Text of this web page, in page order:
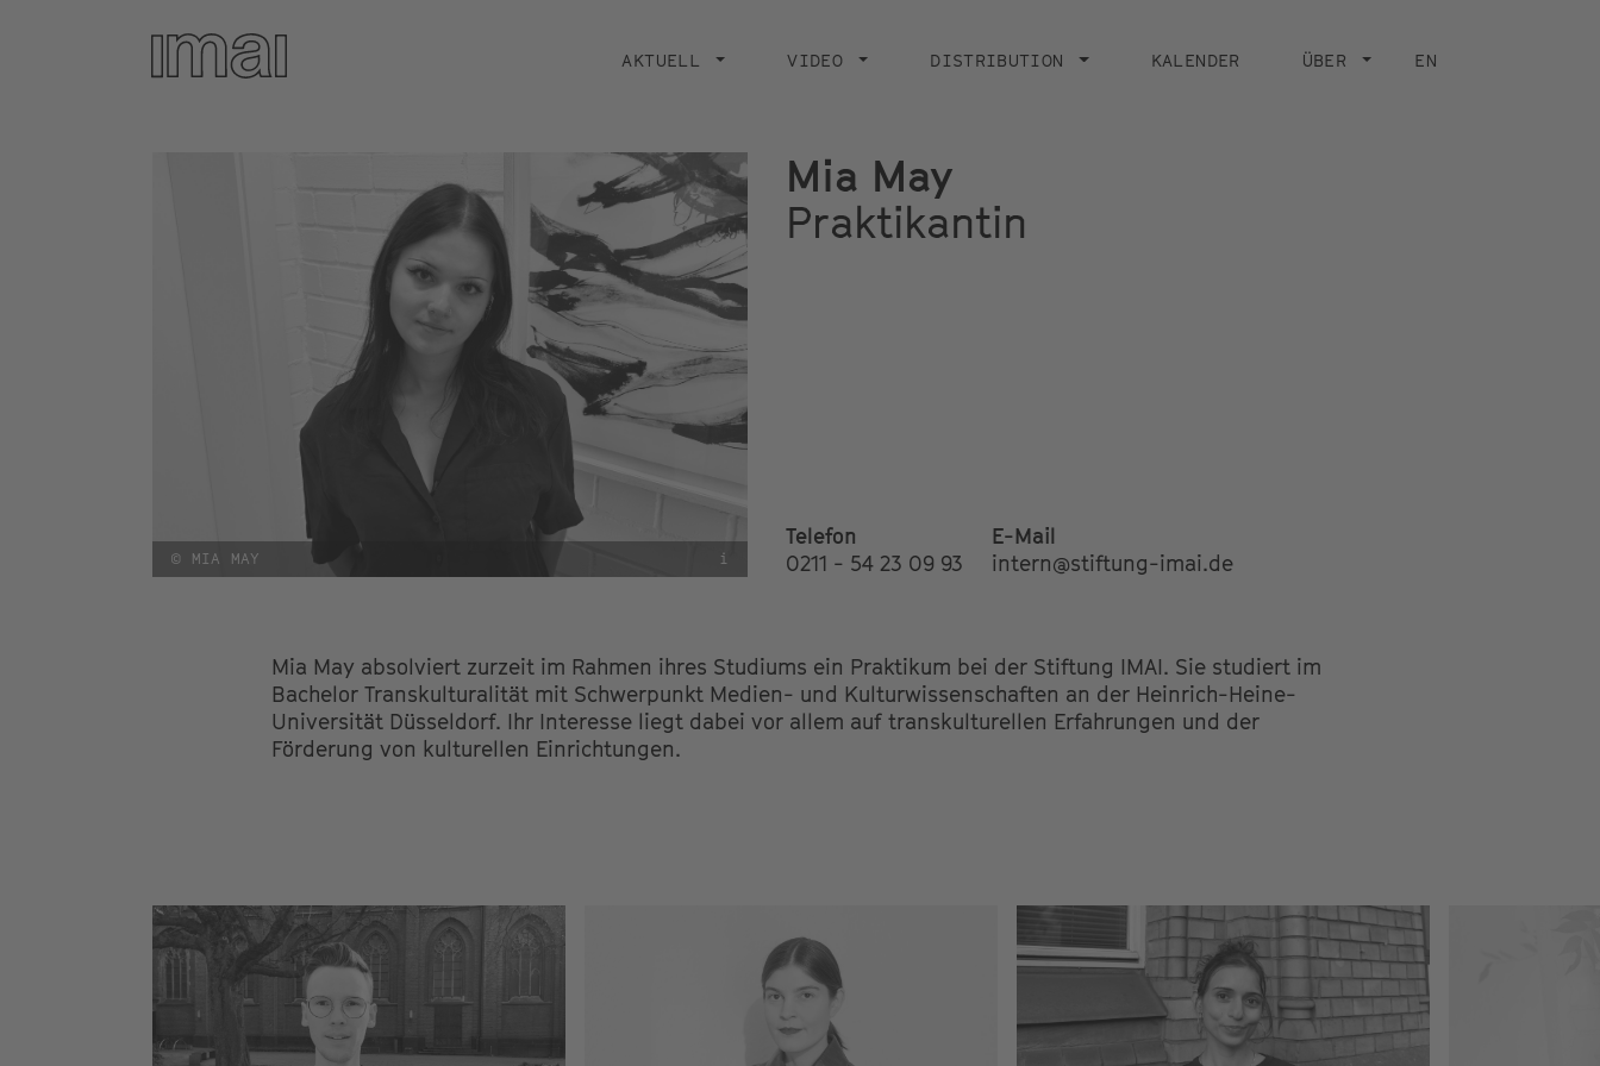
navigation
AKTUELL VIDEO DISTRIBUTION KALENDER ÜBER EN
© MIA MAY i
Mia May
Praktikantin
Telefon
0211 - 54 23 09 93
E-Mail
intern@stiftung-imai.de
Mia May absolviert zurzeit im Rahmen ihres Studiums ein Praktikum bei der Stiftung IMAI. Sie studiert im
Bachelor Transkulturalität mit Schwerpunkt Medien- und Kulturwissenschaften an der Heinrich-Heine-
Universität Düsseldorf. Ihr Interesse liegt dabei vor allem auf transkulturellen Erfahrungen und der
Förderung von kulturellen Einrichtungen.